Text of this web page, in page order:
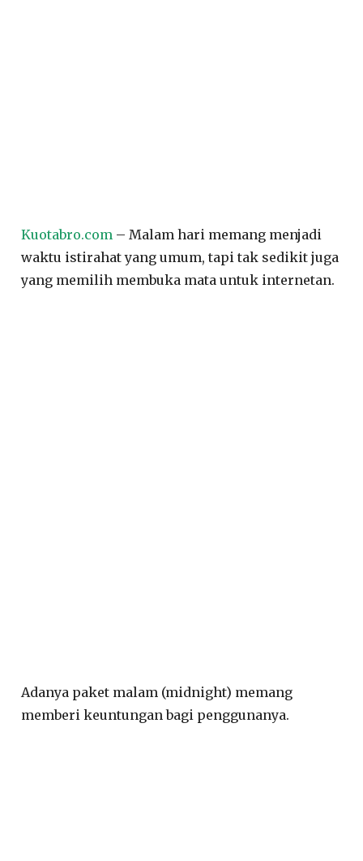
Kuotabro.com – Malam hari memang menjadi
waktu istirahat yang umum, tapi tak sedikit juga
yang memilih membuka mata untuk internetan.
Adanya paket malam (midnight) memang
memberi keuntungan bagi penggunanya.